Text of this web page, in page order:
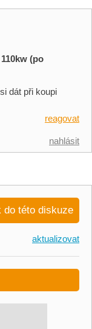
(po
dát při koupi
reagovat
nahlásit
této diskuze
aktualizovat